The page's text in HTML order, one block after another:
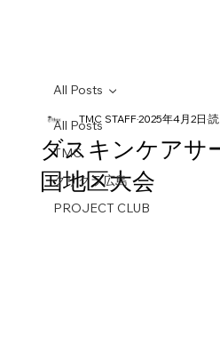
All Posts
TMC
クリクラ広島
PROJECT CLUB
All Posts
ダスキンケアサ
国地区大会
TMC STAFF2025年4月2日